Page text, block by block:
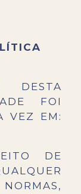
DESTA
FOI
VEZ EM:
DE